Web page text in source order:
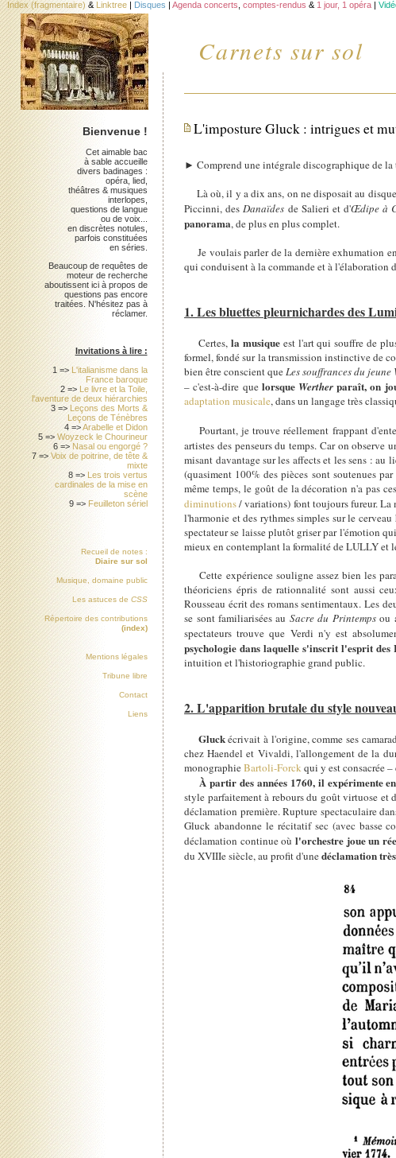
Carnets sur sol
Index (fragmentaire) & Linktree | Disques | Agenda concerts comptes-rendus & 1 jour, 1 opéra |
L'imposture Gluck : intrigues et
► Comprend une intégrale discographique de
Là où, il y a dix ans, on ne disposait au disque
Piccinni, desDanaïdes de Salieri et d'Œdipe à
panorama, de plus en plus complet.
Je voulais parler de la dernière exhumation
qui conduisent à la commande et à
1. Les bluettes pleurnichardes des
Certes,la musiqueest l'art qui souffre de
formel, fondé sur la transmission instinctive de
bien être conscient queLes souffrances du jeune
– c'est-à-dire que lorsque Werther paraît, on
adaptation musicale, dans un langage très
Pourtant, je trouve réellement frappant
artistes des penseurs du temps. Car on observe
misant davantage sur les affects et les sens :
(quasiment 100% des pièces sont soutenues
même temps, le goût de la décoration n'a pas
diminutions/ variations) font toujours fureur.
l'harmonie et des rythmes simples sur le
spectateur se laisse plutôt griser par l'émotion
mieux en contemplant la formalité de LULLY et
Cette expérience souligne assez bien les
théoriciens épris de rationnalité sont aussi
Rousseau écrit des romans sentimentaux. Les
se sont familiarisées au Sacre du Printempsou
spectateurs trouve que Verdi n'y est
psychologie dans laquelle s'inscrit l'esprit des
intuition et l'historiographie grand public.
2. L'apparition brutale du style
Gluckécrivait à l'origine, comme ses
chez Haendel et Vivaldi, l'allongement de la
monographieBartoli-Forckqui y est consacrée
À partir des années 1760, il expérimente
style parfaitement à rebours du goût virtuose et
déclamation première. Rupture spectaculaire
Gluck abandonne le récitatif sec (avec basse
déclamation continue oùl'orchestre joue un
du XVIIIe siècle, au profit d'unedéclamation
Bienvenue !
Cet aimable bac
à sable accueille
divers badinages :
opéra, lied,
théâtres & musiques
interlopes,
questions de langue
ou de voix...
en discrètes notules,
parfois constituées
en séries.
Beaucoup de requêtes de
moteur de recherche
aboutissent ici à propos de
questions pas encore
traitées. N'hésitez pas à
réclamer.
Invitations à lire :
1 => L'italianisme dans la
France baroque
2 => Le livre et la Toile,
l'aventure de deux hiérarchies
3 => Leçons des Morts &
Leçons de Ténèbres
4 =>Arabelle et Didon
5 =>Woyzeck le Chourineur
6 => Nasal ou engorgé ?
7 =>Voix de poitrine, de tête &
mixte
8 => Les trois vertus
cardinales de la mise en
scène
9 => Feuilleton sériel
Recueil de notes :
Diaire sur sol
Musique, domaine public
Les astuces de CSS
Répertoire des contributions
(index)
Mentions légales
Tribune libre
Contact
Liens